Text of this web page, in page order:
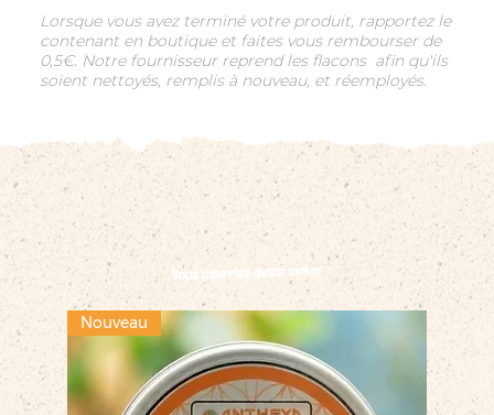
Lorsque vous avez terminé votre produit, rapportez le
contenant en boutique et faites vous rembourser de
0,5€. Notre fournisseur reprend les flacons afin qu'ils
soient nettoyés, remplis à nouveau, et réemployés.
Vous pourriez aussi aimer
Nouveau